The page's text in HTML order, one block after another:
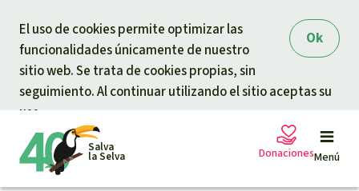
Ok
El uso de cookies permite optimizar las
funcionalidades únicamente de nuestro
sitio web. Se trata de cookies propias, sin
seguimiento. Al continuar utilizando el sitio aceptas su
uso.
Salva
la Selva Menú
Donaciones